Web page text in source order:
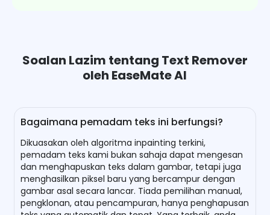
Soalan Lazim tentang Text Remover
oleh EaseMate AI
Bagaimana pemadam teks ini berfungsi?
Dikuasakan oleh algoritma inpainting terkini,
pemadam teks kami bukan sahaja dapat mengesan
dan menghapuskan teks dalam gambar, tetapi juga
menghasilkan piksel baru yang bercampur dengan
gambar asal secara lancar. Tiada pemilihan manual,
pengklonan, atau pencampuran, hanya penghapusan